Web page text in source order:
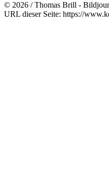
© 2026 / Thomas Brill -
URL dieser Seite: https://